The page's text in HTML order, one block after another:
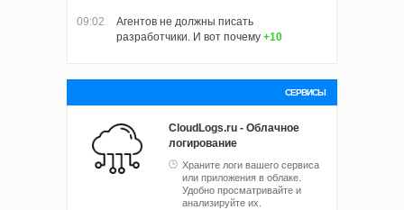
09:02
Агентов не должны писать
разработчики. И вот почему +10
СЕРВИСЫ
CloudLogs.ru - Облачное
логирование
Храните логи вашего сервиса
или приложения в облаке.
Удобно просматривайте и
анализируйте их.